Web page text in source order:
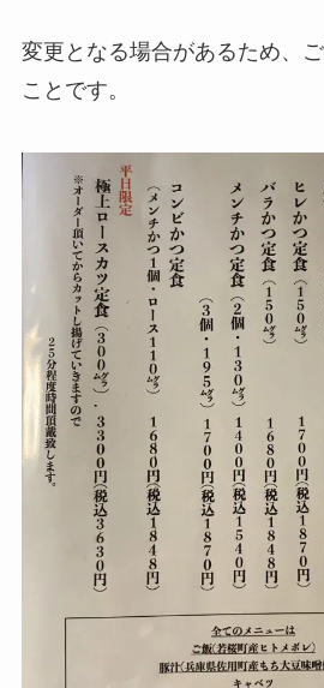
変更となる場合があるため、
ことです。